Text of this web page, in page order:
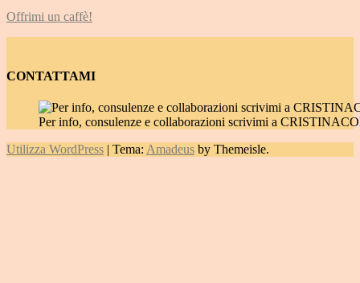
Offrimi un caffè!
CONTATTAMI
Per info, consulenze e collaborazioni scrivimi a
Utilizza WordPress | Tema: Amadeus by Themeisle.